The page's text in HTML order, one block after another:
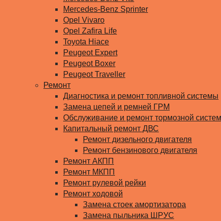
Mercedes-Benz Sprinter
Opel Vivaro
Opel Zafira Life
Toyota Hiace
Peugeot Expert
Peugeot Boxer
Peugeot Traveller
Ремонт
Диагностика и ремонт топливной системы
Замена цепей и ремней ГРМ
Обслуживание и ремонт тормозной
Капитальный ремонт ДВС
Ремонт дизельного двигателя
Ремонт бензинового двигателя
Ремонт АКПП
Ремонт МКПП
Ремонт рулевой рейки
Ремонт ходовой
Замена стоек амортизатора
Замена пыльника ШРУС